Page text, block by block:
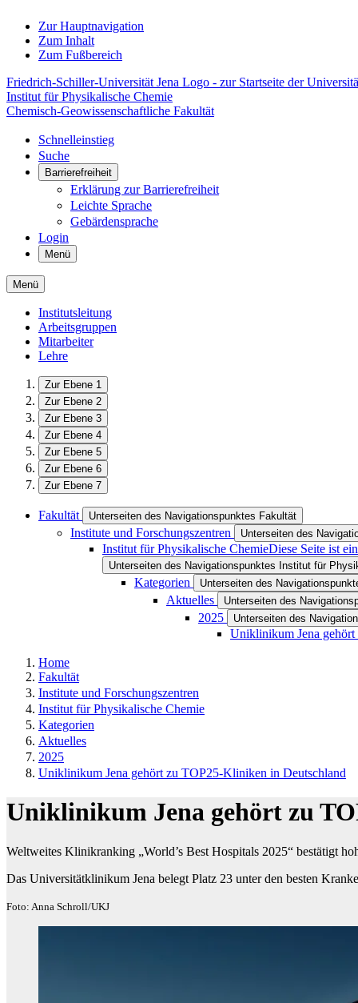
Zur Hauptnavigation
Zum Inhalt
Zum Fußbereich
Friedrich-Schiller-Universität Jena Logo - zur Startseite der
Institut für Physikalische Chemie
Chemisch-Geowissenschaftliche Fakultät
Schnelleinstieg
Suche
Barrierefreiheit
Erklärung zur Barrierefreiheit
Leichte Sprache
Gebärdensprache
Login
Menü
Menü
Institutsleitung
Arbeitsgruppen
Mitarbeiter
Lehre
Zur Ebene 1
Zur Ebene 2
Zur Ebene 3
Zur Ebene 4
Zur Ebene 5
Zur Ebene 6
Zur Ebene 7
Fakultät Unterseiten des Navigationspunktes Fakultät
Institute und Forschungszentren Unterseiten des
Institut für Physikalische ChemieDiese Seite ist
Unterseiten des Navigationspunktes Institut für
Kategorien Unterseiten des
Aktuelles Unterseiten des
2025 Unterseiten des
Uniklinikum Jena
Home
Fakultät
Institute und Forschungszentren
Institut für Physikalische Chemie
Kategorien
Aktuelles
2025
Uniklinikum Jena gehört zu TOP25-Kliniken in Deutschland
Uniklinikum Jena gehört zu
Weltweites Klinikranking „World’s Best Hospitals 2025“ bestätigt
Das Universitätklinikum Jena belegt Platz 23 unter den besten
Foto: Anna Schroll/UKJ